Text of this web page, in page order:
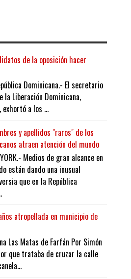
de la oposición hacer
Dominicana.- El secretario
Liberación Dominicana,
exhortó a los ...
y apellidos "raros" de los
atraen atención del mundo
YORK.- Medios de gran alcance en
están dando una inusual
que en la República
atropellada en municipio de
Las Matas de Farfán Por Simón
que trataba de cruzar la calle